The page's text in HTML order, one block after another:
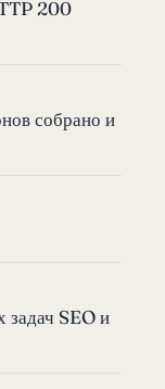
200
собрано и
задач SEO и